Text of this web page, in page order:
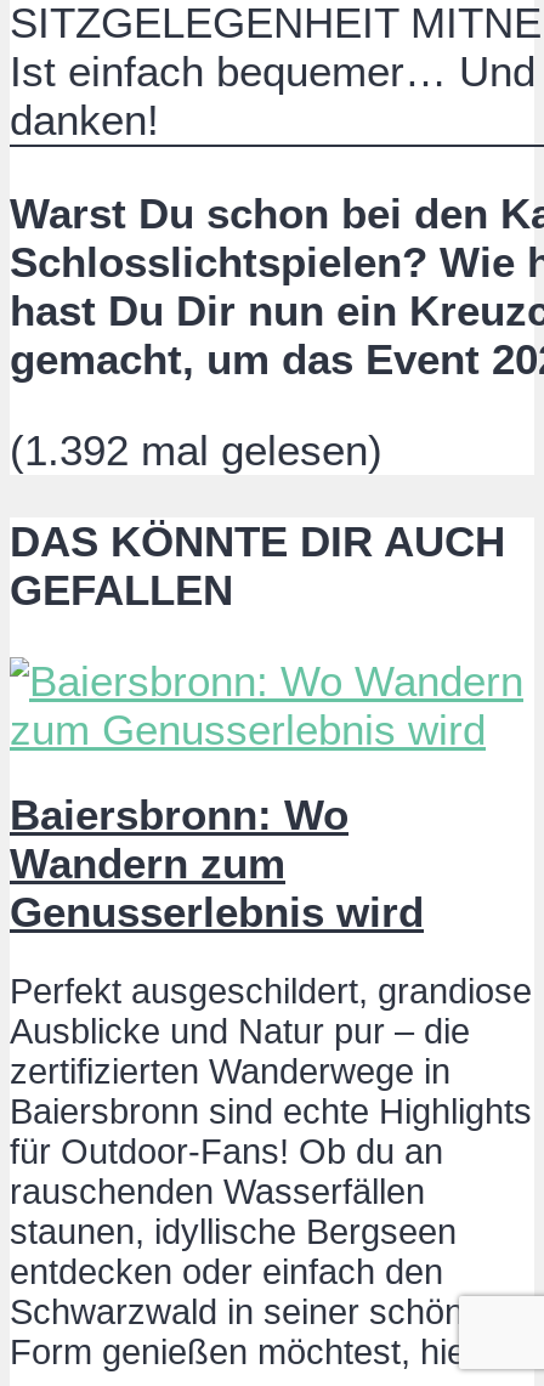
SITZGELEGENHEIT
Ist einfach bequemer…
danken!
Warst Du schon bei den
Schlosslichtspielen? Wie
hast Du Dir nun ein
gemacht, um das Event
(1.392 mal gelesen)
DAS KÖNNTE DIR AUCH
GEFALLEN
Baiersbronn: Wo
Wandern zum
Genusserlebnis wird
Perfekt ausgeschildert, grandiose
Ausblicke und Natur pur – die
zertifizierten Wanderwege in
Baiersbronn sind echte Highlights
für Outdoor-Fans! Ob du an
rauschenden Wasserfällen
staunen, idyllische Bergseen
entdecken oder einfach den
Schwarzwald in seiner schönsten
Form genießen möchtest, hier...